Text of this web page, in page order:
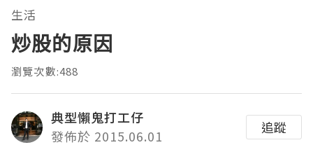
生活
炒股的原因
瀏覽次數:488
典型懶鬼打工仔
發佈於 2015.06.01
追蹤